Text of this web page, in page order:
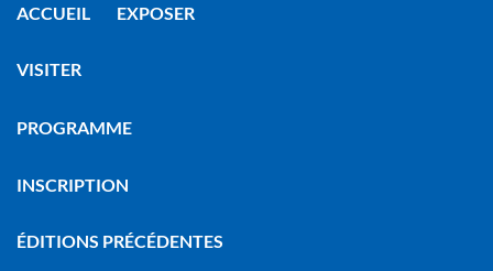
ACCUEIL EXPOSER
VISITER
PROGRAMME
INSCRIPTION
ÉDITIONS PRÉCÉDENTES